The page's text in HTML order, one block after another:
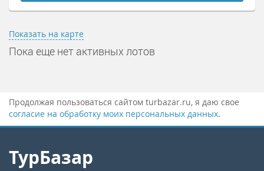
Показать на карте
Пока еще нет активных лотов
Продолжая пользоваться сайтом turbazar.ru, я даю свое
согласие на обработку моих персональных данных.
ТурБазар